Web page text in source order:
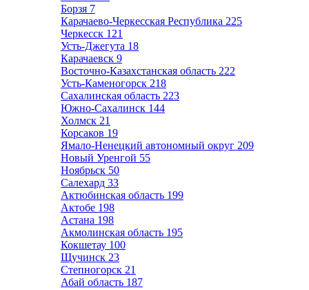
Борзя 7
Карачаево-Черкесская Республика 225
Черкесск 121
Усть-Джегута 18
Карачаевск 9
Восточно-Казахстанская область 222
Усть-Каменогорск 218
Сахалинская область 223
Южно-Сахалинск 144
Холмск 21
Корсаков 19
Ямало-Ненецкий автономный округ 209
Новый Уренгой 55
Ноябрьск 50
Салехард 33
Актюбинская область 199
Актобе 198
Астана 198
Акмолинская область 195
Кокшетау 100
Щучинск 23
Степногорск 21
Абай область 187